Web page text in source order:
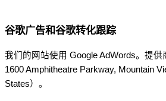
谷歌广告和谷歌转化跟踪
我们的网站使用 Google AdWords。提
1600 Amphitheatre Parkway, Mountain
States）。